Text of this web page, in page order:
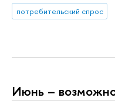
потребительский спрос
Июнь –